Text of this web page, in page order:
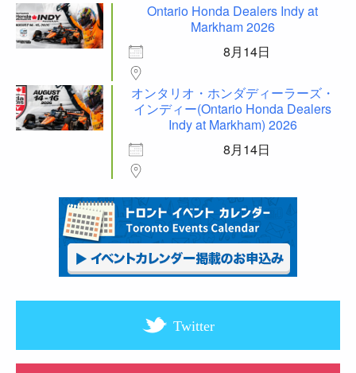
Ontario Honda Dealers Indy at
Markham 2026
8月14日
オンタリオ・ホンダディーラーズ・
インディー(Ontario Honda Dealers
Indy at Markham) 2026
8月14日
Twitter